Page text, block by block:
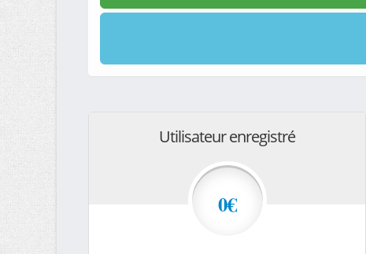
Utilisateur enregistré
0€